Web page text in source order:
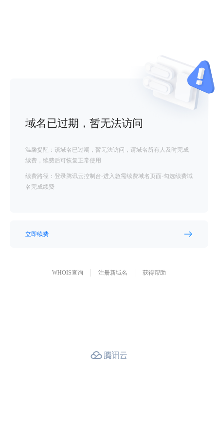
域名已过期，暂无法访问
温馨提醒：该域名已过期，暂无法访问，请域名所有人及时完成
续费，续费后可恢复正常使用
续费路径：登录腾讯云控制台-进入急需续费域名页面-勾选续费域
名完成续费
立即续费
WHOIS查询 注册新域名 获得帮助